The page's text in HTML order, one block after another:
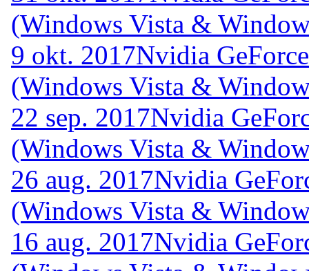
(Windows Vista &
9 okt. 2017Nvidia
(Windows Vista &
22 sep. 2017Nvidia
(Windows Vista &
26 aug. 2017Nvidia
(Windows Vista &
16 aug. 2017Nvidia